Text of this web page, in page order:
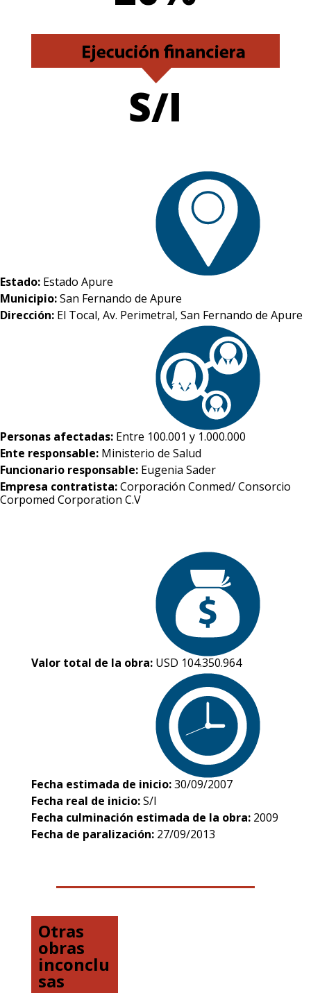
S/I
Estado: Estado Apure
Municipio:San Fernando de Apure
Dirección: El Tocal, Av. Perimetral, San Fernando de Apure
Personas afectadas: Entre 100.001 y 1.000.000
Ente responsable: Ministerio de Salud
Funcionario responsable: Eugenia Sader
Empresa contratista:Corporación Conmed/ Consorcio
Corpomed Corporation C.V
Valor total de la obra: USD 104.350.964
Fecha estimada de inicio:30/09/2007
Fecha real de inicio:S/I
Fecha culminación estimada de la obra: 2009
Fecha de paralización: 27/09/2013
Otras
obras
inconclu
sas